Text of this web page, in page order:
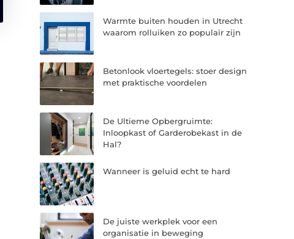
Warmte buiten houden in Utrecht
waarom rolluiken zo populair zijn
Betonlook vloertegels: stoer design
met praktische voordelen
De Ultieme Opbergruimte:
Inloopkast of Garderobekast in de
Hal?
Wanneer is geluid echt te hard
De juiste werkplek voor een
organisatie in beweging